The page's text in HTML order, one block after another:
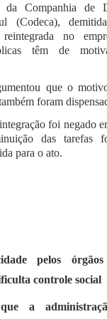
da Companhia de
(Codeca),
no
têm de
que o
foram
foi negado
das tarefas
para o ato.
pelos
controle social
a